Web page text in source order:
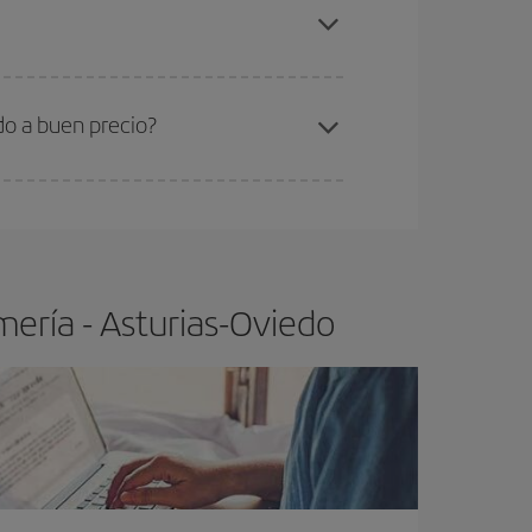
Asturias-Oviedo-dest
a buen precio?
- Asturias-Oviedo